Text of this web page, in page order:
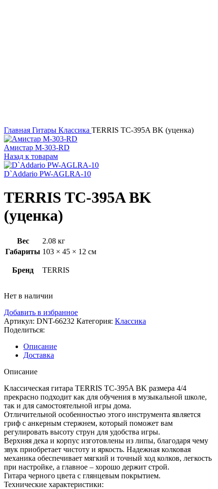
Главная Гитары Классика TERRIS TC-395A BK (уценка)
Амистар M-303-RD
Назад к товарам
D`Addario PW-AGLRA-10
TERRIS TC-395A BK
(уценка)
Вес
2.08 кг
Габариты 103 × 45 × 12 см
Бренд TERRIS
Нет в наличии
Добавить в избранное
Артикул: DNT-66232 Категория: Классика
Поделиться:
Описание
Доставка
Описание
Классическая гитара TERRIS TC-395A BK размера 4/4
прекрасно подходит как для обучения в музыкальной школе,
так и для самостоятельной игры дома.
Отличительной особенностью этого инструмента является
гриф с анкерным стержнем, который поможет вам
регулировать высоту струн для удобства игры.
Верхняя дека и корпус изготовлены из липы, благодаря чему
звук приобретает чистоту и яркость. Надежная колковая
механика обеспечивает мягкий и точный ход колков, легкость
при настройке, а главное – хорошо держит строй.
Гитара черного цвета с глянцевым покрытием.
Технические характеристики: